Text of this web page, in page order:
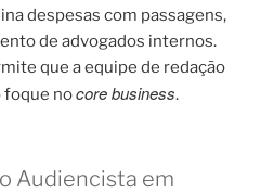
despesas com passagens,
de advogados internos.
que a equipe de redação
foque nocore business.
Audiencista em